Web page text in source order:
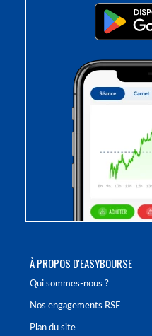
À PROPOS D'EASYBOURSE
Qui sommes-nous ?
Nos engagements RSE
Plan du site